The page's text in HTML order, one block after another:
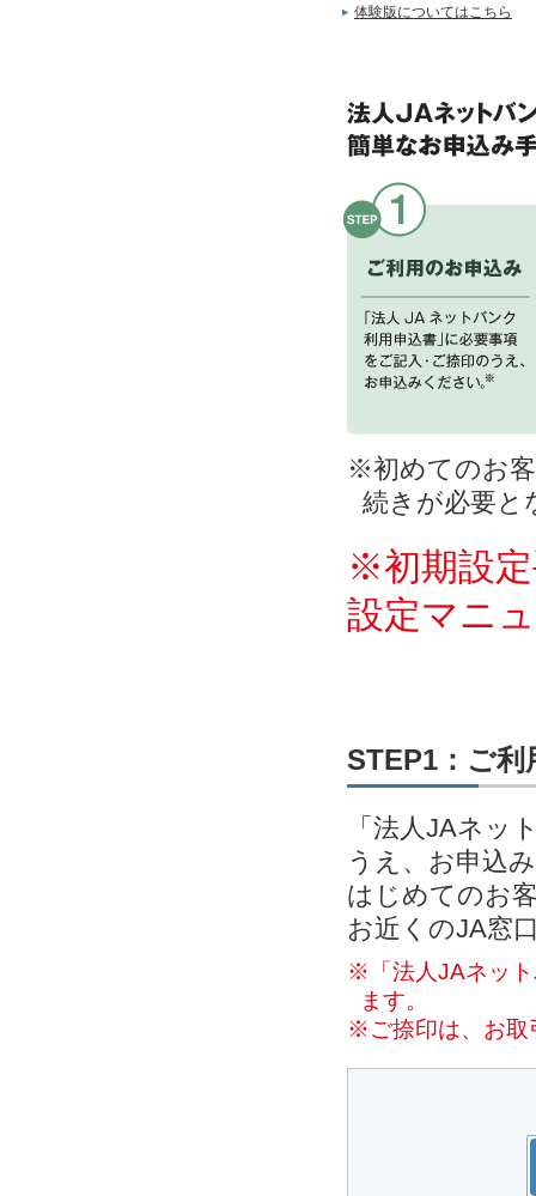
体験版についてはこちら
※初めてのお
続きが必要と
※初期設
設定マニ
STEP1：ご利
「法人JAネッ
うえ、お申込
はじめてのお
お近くのJA窓
※「法人JAネット
ます。
※ご捺印は、お取